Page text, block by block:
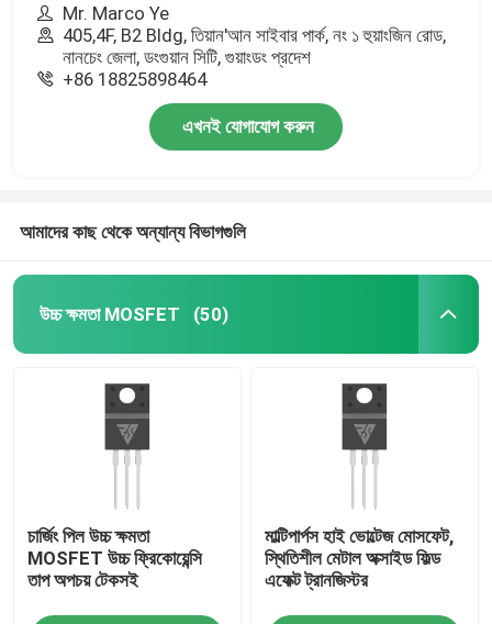
Mr. Marco Ye
405,4F, B2 Bldg, তিয়ান'আন সাইবার পার্ক, নং ১ হুয়াংজিন রোড,
নানচেং জেলা, ডংগুয়ান সিটি, গুয়াংডং প্রদেশ
+86 18825898464
এখনই যোগাযোগ করুন
আমাদের কাছ থেকে অন্যান্য বিভাগগুলি
উচ্চ ক্ষমতা MOSFET (50)
চার্জিং পিল উচ্চ ক্ষমতা
MOSFET উচ্চ ফ্রিকোয়েন্সি
তাপ অপচয় টেকসই
মাল্টিপার্পস হাই ভোল্টেজ মোসফেট,
স্থিতিশীল মেটাল অক্সাইড ফিল্ড
এফেক্ট ট্রানজিস্টর